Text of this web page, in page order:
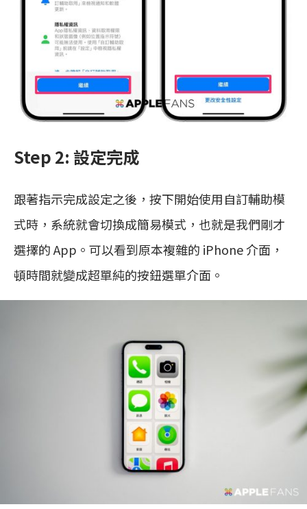
Step 2: 設定完成
跟著指示完成設定之後，按下開始使用自訂輔助模
式時，系統就會切換成簡易模式，也就是我們剛才
選擇的 App。可以看到原本複雜的 iPhone 介面，
頓時間就變成超單純的按鈕選單介面。